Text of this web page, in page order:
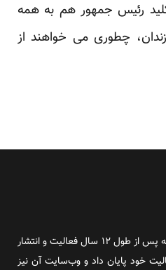
رئیس جمهور هم به همه
چطوری می خواهند از
روز آنلاین روزنامه‌ای اینترنتی بود که پس از طول ۱۲ سال فعالیت و انتشار
در سال ۲۰۱۶ به فعالیت خود پایان داد و وب‌سایت آن نیز